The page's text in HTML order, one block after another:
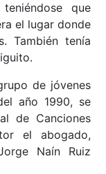
que
el lugar donde
También tenía
de jóvenes
año 1990, se
de Canciones
el abogado,
Naín Ruiz